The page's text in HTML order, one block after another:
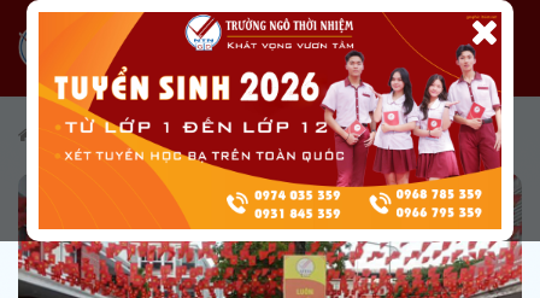
Tuyển sinh/Cẩm nang tuyển sinh